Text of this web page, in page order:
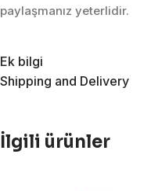
paylaşmanız yeterlidir.
Ek bilgi
Shipping and Delivery
İlgili ürünler